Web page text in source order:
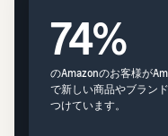
74%
のAmazonのお客様が
で新しい商品やブラン
つけています。